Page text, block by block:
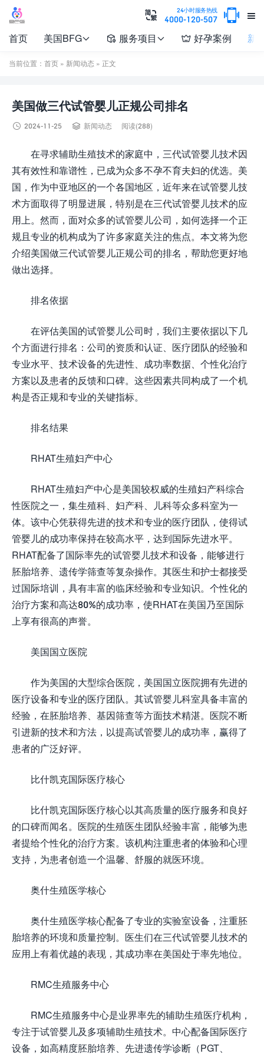

24小时服务热线
4000-120-507 

首页 美国BFG  服务项目   好孕案例 新
当前位置： 首页 » 新闻动态 » 正文
美国做三代试管婴儿正规公司排名
 2024-11-25  新闻动态 阅读(288)
在寻求辅助生殖技术的家庭中，三代试管婴儿技术因
其有效性和靠谱性，已成为众多不孕不育夫妇的优选。美
国，作为中亚地区的一个各国地区，近年来在试管婴儿技
术方面取得了明显进展，特别是在三代试管婴儿技术的应
用上。然而，面对众多的试管婴儿公司，如何选择一个正
规且专业的机构成为了许多家庭关注的焦点。本文将为您
介绍美国做三代试管婴儿正规公司的排名，帮助您更好地
做出选择。
排名依据
在评估美国的试管婴儿公司时，我们主要依据以下几
个方面进行排名：公司的资质和认证、医疗团队的经验和
专业水平、技术设备的先进性、成功率数据、个性化治疗
方案以及患者的反馈和口碑。这些因素共同构成了一个机
构是否正规和专业的关键指标。
排名结果
RHAT生殖妇产中心
RHAT生殖妇产中心是美国较权威的生殖妇产科综合
性医院之一，集生殖科、妇产科、儿科等众多科室为一
体。该中心凭获得先进的技术和专业的医疗团队，使得试
管婴儿的成功率保持在较高水平，达到国际先进水平。
RHAT配备了国际率先的试管婴儿技术和设备，能够进行
胚胎培养、遗传学筛查等复杂操作。其医生和护士都接受
过国际培训，具有丰富的临床经验和专业知识。个性化的
治疗方案和高达80%的成功率，使RHAT在美国乃至国际
上享有很高的声誉。
美国国立医院
作为美国的大型综合医院，美国国立医院拥有先进的
医疗设备和专业的医疗团队。其试管婴儿科室具备丰富的
经验，在胚胎培养、基因筛查等方面技术精湛。医院不断
引进新的技术和方法，以提高试管婴儿的成功率，赢得了
患者的广泛好评。
比什凯克国际医疗核心
比什凯克国际医疗核心以其高质量的医疗服务和良好
的口碑而闻名。医院的生殖医生团队经验丰富，能够为患
者提给个性化的治疗方案。该机构注重患者的体验和心理
支持，为患者创造一个温馨、舒服的就医环境。
奥什生殖医学核心
奥什生殖医学核心配备了专业的实验室设备，注重胚
胎培养的环境和质量控制。医生们在三代试管婴儿技术的
应用上有着优越的表现，其成功率在美国处于率先地位。
RMC生殖服务中心
RMC生殖服务中心是业界率先的辅助生殖医疗机构，
专注于试管婴儿及多项辅助生殖技术。中心配备国际医疗
设备，如高精度胚胎培养、先进遗传学诊断（PGT、